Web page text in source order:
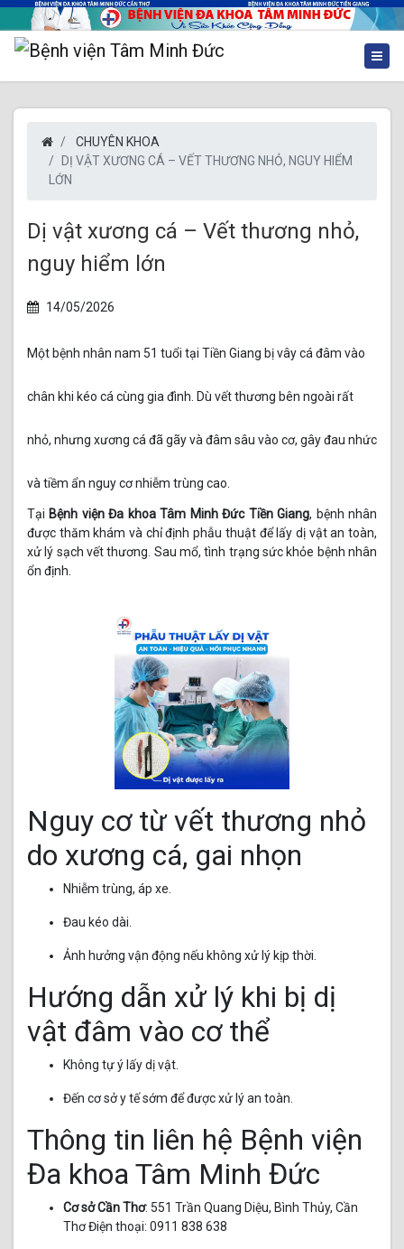
CHUYÊN KHOA
DỊ VẬT XƯƠNG CÁ – VẾT THƯƠNG NHỎ, NGUY HIỂM
LỚN
Dị vật xương cá – Vết thương nhỏ,
nguy hiểm lớn
14/05/2026
Một bệnh nhân nam 51 tuổi tại Tiền Giang bị vây cá đâm vào
chân khi kéo cá cùng gia đình. Dù vết thương bên ngoài rất
nhỏ, nhưng xương cá đã gãy và đâm sâu vào cơ, gây đau nhức
và tiềm ẩn nguy cơ nhiễm trùng cao.
Tại Bệnh viện Đa khoa Tâm Minh Đức Tiền Giang, bệnh nhân
được thăm khám và chỉ định phẫu thuật để lấy dị vật an toàn,
xử lý sạch vết thương. Sau mổ, tình trạng sức khỏe bệnh nhân
ổn định.
Nguy cơ từ vết thương nhỏ
do xương cá, gai nhọn
Nhiễm trùng, áp xe.
Đau kéo dài.
Ảnh hưởng vận động nếu không xử lý kịp thời.
Hướng dẫn xử lý khi bị dị
vật đâm vào cơ thể
Không tự ý lấy dị vật.
Đến cơ sở y tế sớm để được xử lý an toàn.
Thông tin liên hệ Bệnh viện
Đa khoa Tâm Minh Đức
Cơ sở Cần Thơ: 551 Trần Quang Diệu, Bình Thủy, Cần
Thơ Điện thoại: 0911 838 638